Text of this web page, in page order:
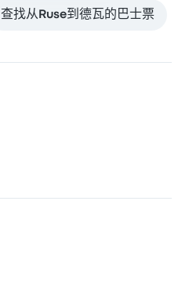
查找从Ruse到德瓦的巴士票